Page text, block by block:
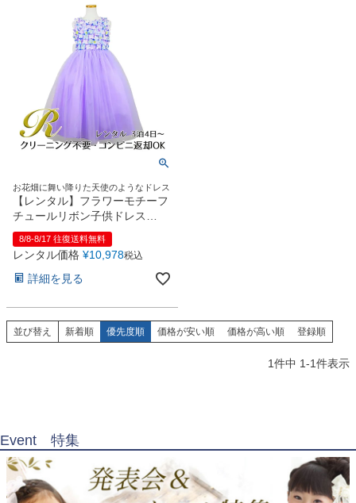
アウター
販売
コスチューム
ジュエリー
Graduation & Entrance
卒業式・入学式
予約・配送・返却・料金
レンタルの流れ
4ステップで簡単
あんしんパック
汚れ・キズ・破損の補償
Buy & Supportご購入・サポート
07 販売・共通のご案内
品質・返品・お手入れ
08 送料・お支払い
送料・決済方法
09 お問い合わせ
電話・メール・LINE
Tsukuba Boutique
茨城県土浦市大町14-16-1F
10:00–18:00（完全予約制）
月曜日
店舗を予約する →
対応
予約 Web または お電話
特典 ヘアメイク・着付け
お花畑に舞い降りた天使のようなドレス
【レンタル】フラワーモチーフ
チュールリボン子供ドレス
(CCD741)ライラック
8/8-8/17 往復送料無料
レンタル価格 ¥10,978税込
詳細を見る
並び替え 新着順 優先度順 価格が安い順 価格が高い順 登録順
1件中 1-1件表示
Event 特集